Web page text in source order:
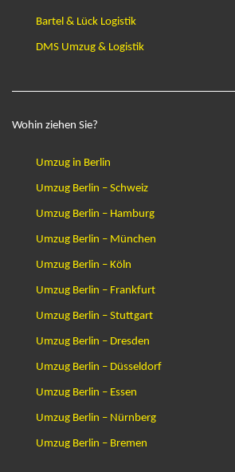
Bartel & Lück Logistik
DMS Umzug & Logistik
Wohin ziehen Sie?
Umzug in Berlin
Umzug Berlin – Schweiz
Umzug Berlin – Hamburg
Umzug Berlin – München
Umzug Berlin – Köln
Umzug Berlin – Frankfurt
Umzug Berlin – Stuttgart
Umzug Berlin – Dresden
Umzug Berlin – Düsseldorf
Umzug Berlin – Essen
Umzug Berlin – Nürnberg
Umzug Berlin – Bremen